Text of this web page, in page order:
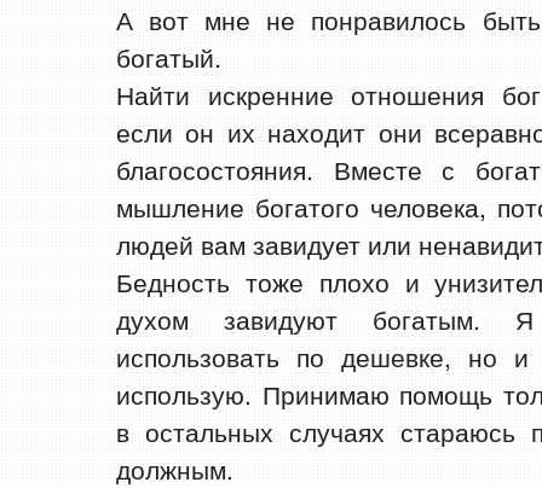
А вот мне не понравилось
богатый.
Найти искренние отношения
если он их находит они
благосостояния. Вместе с
мышление богатого человека,
людей вам завидует или
Бедность тоже плохо и
духом завидуют богатым.
использовать по дешевке, но
использую. Принимаю помощь
в остальных случаях стараюсь
должным.